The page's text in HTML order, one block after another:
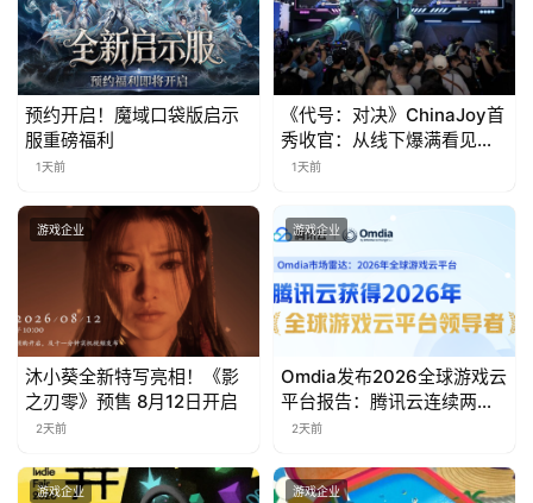
奖
7
月
3
游
茶
对
接
预约开启！魔域口袋版启示
服重磅福利
1天前
《代号：对决》ChinaJoy首
秀收官：从线下爆满看见玩
家的真实期待
1天前
游戏企业
沐小葵全新特写亮相！《影
之刃零》预售 8月12日开启
2天前
游戏企业
Omdia发布2026全球游戏云
平台报告：腾讯云连续两年
入选“领导者”象限
2天前
游戏企业 游戏企业